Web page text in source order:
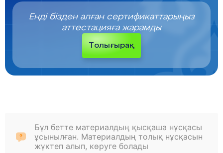
Енді бізден алған сертификаттарыңыз
аттестацияға жарамды
Толығырақ
Бұл бетте материалдың қысқаша нұсқасы
ұсынылған. Материалдың толық нұсқасын
жүктеп алып, көруге болады